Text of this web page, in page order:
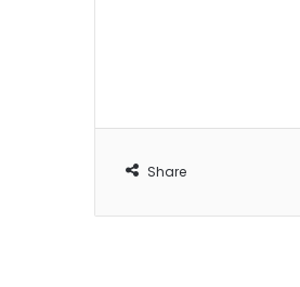
Share